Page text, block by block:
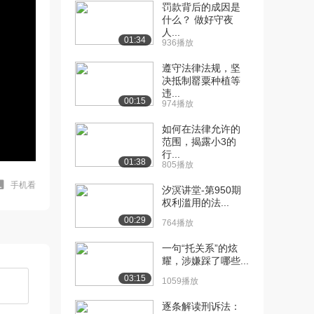
手机看
01:34
罚款背后的成因是
什么？ 做好守夜
人...
936播放
00:15
遵守法律法规，坚
决抵制罂粟种植等
违...
974播放
01:38
如何在法律允许的
范围，揭露小3的
行...
805播放
00:29
汐溟讲堂-第950期
权利滥用的法...
764播放
03:15
一句“托关系”的炫
耀，涉嫌踩了哪些...
1059播放
逐条解读刑诉法：